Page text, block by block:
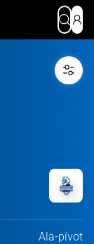
Ala-pívot